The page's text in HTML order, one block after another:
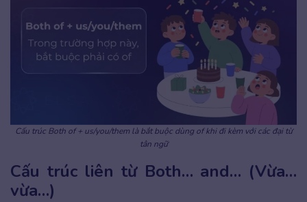
Cấu trúc Both of + us/you/them là bắt buộc dùng of khi đi kèm với các đại từ
tân ngữ
Cấu trúc liên từ Both… and… (Vừa…
vừa…)